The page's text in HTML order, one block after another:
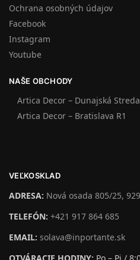
Ochrana osobných údajov
Facebook
Instagram
Youtube
NAŠE OBCHODY
Artica Decor – Dunajská Streda
Artica Decor – Bratislava R1
VEĽKOSKLAD
ADRESA: Nová osada 805/25,
TELEFÓN: +421 917 864 685
EMAIL: solava@inportante.sk